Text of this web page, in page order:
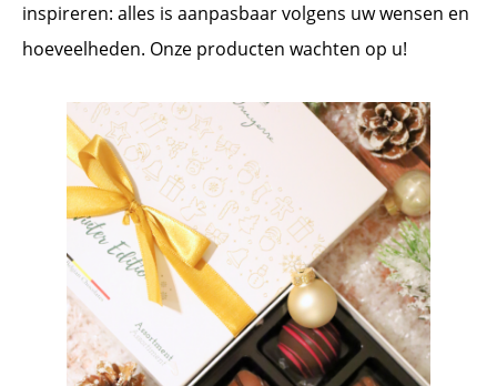
inspireren: alles is aanpasbaar volgens uw wensen en
hoeveelheden. Onze producten wachten op u!